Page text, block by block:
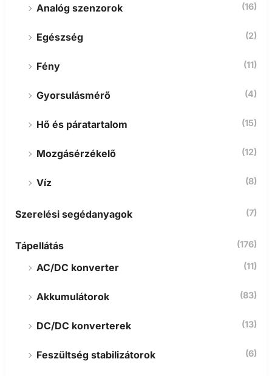
Analóg szenzorok (16)
Egészség (2)
Fény (11)
Gyorsulásmérő (4)
Hő és páratartalom (15)
Mozgásérzékelő (12)
Víz (8)
Szerelési segédanyagok (7)
Tápellátás (176)
AC/DC konverter (11)
Akkumulátorok (83)
DC/DC konverterek (13)
Feszültség stabilizátorok (6)